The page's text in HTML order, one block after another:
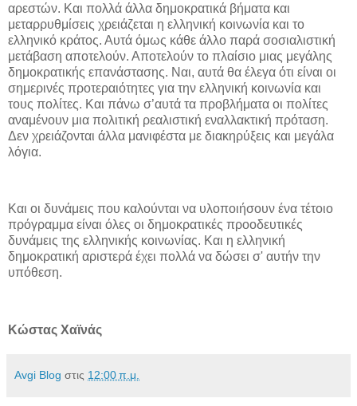
αρεστών. Και πολλά άλλα δημοκρατικά βήματα και
μεταρρυθμίσεις χρειάζεται η ελληνική κοινωνία και το
ελληνικό κράτος. Αυτά όμως κάθε άλλο παρά σοσιαλιστική
μετάβαση αποτελούν. Αποτελούν το πλαίσιο μιας μεγάλης
δημοκρατικής επανάστασης. Ναι, αυτά θα έλεγα ότι είναι οι
σημερινές προτεραιότητες για την ελληνική κοινωνία και
τους πολίτες. Και πάνω σ’αυτά τα προβλήματα οι πολίτες
αναμένουν μια πολιτική ρεαλιστική εναλλακτική πρόταση.
Δεν χρειάζονται άλλα μανιφέστα με διακηρύξεις και μεγάλα
λόγια.
Και οι δυνάμεις που καλούνται να υλοποιήσουν ένα τέτοιο
πρόγραμμα είναι όλες οι δημοκρατικές προοδευτικές
δυνάμεις της ελληνικής κοινωνίας. Και η ελληνική
δημοκρατική αριστερά έχει πολλά να δώσει σ' αυτήν την
υπόθεση.
Κώστας Χαϊνάς
Avgi Blog στις 12:00 π.μ.